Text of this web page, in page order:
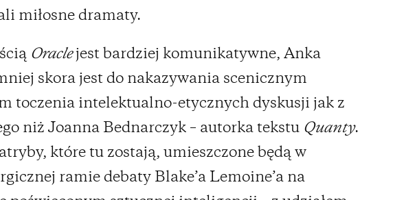
miłosne dramaty.
Oraclejest bardziej komunikatywne, Anka
skora jest do nakazywania scenicznym
toczenia intelektualno-etycznych dyskusji jak z
niż Joanna Bednarczyk – autorka tekstu Quanty.
które tu zostają, umieszczone będą w
ramie debaty Blake’a Lemoine’a na